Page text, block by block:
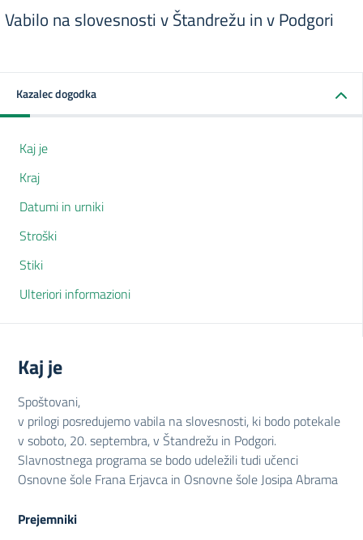
Vabilo na slovesnosti v Štandrežu in v Podgori
Kazalec dogodka
Kaj je
Kraj
Datumi in urniki
Stroški
Stiki
Ulteriori informazioni
Kaj je
Spoštovani,
v prilogi posredujemo vabila na slovesnosti, ki bodo potekale
v soboto, 20. septembra, v Štandrežu in Podgori.
Slavnostnega programa se bodo udeležili tudi učenci
Osnovne šole Frana Erjavca in Osnovne šole Josipa Abrama
Prejemniki